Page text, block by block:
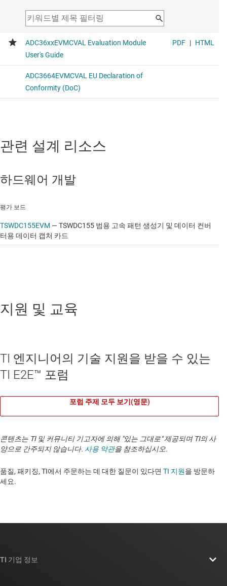
관련 설계 리소스
하드웨어 개발
평가 보드
TSWDC155EVM —TSWDC155 범용 고속 패턴 생성기 및 데이터 컨버
터용 데이터 캡처 카드
지원 및 교육
TI 엔지니어의 기술 지원을 받을 수 있는
TI E2E™ 포럼
포럼 주제 모두 보기(영문)
콘텐츠는 TI 및 커뮤니티 기고자에 의해 "있는 그대로" 제공되며 TI의 사
양으로 간주되지 않습니다. 사용 약관을 참조하십시오.
품질, 패키징, TI에서 주문하는 데 대한 질문이 있다면 TI 지원을 방문하
세요.
TI 기업 정보